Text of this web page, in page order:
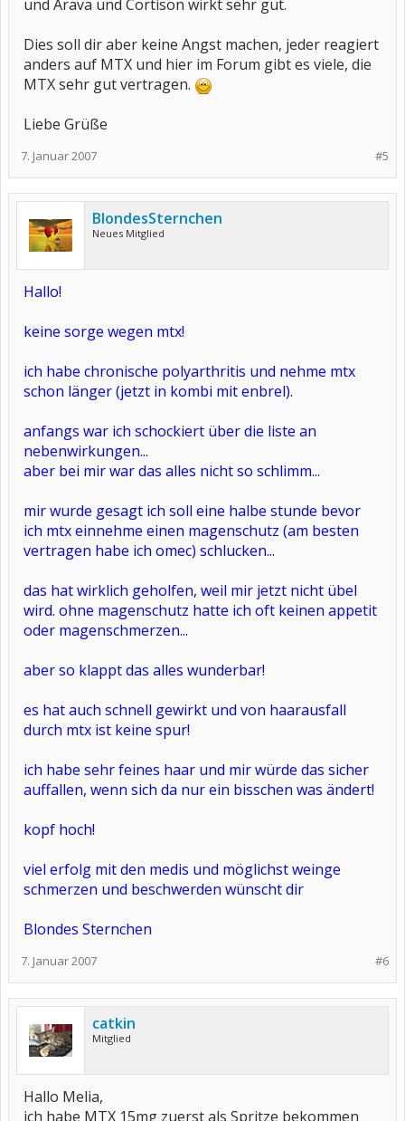
und Arava und Cortison wirkt sehr gut.
Dies soll dir aber keine Angst machen, jeder reagiert
anders auf MTX und hier im Forum gibt es viele, die
MTX sehr gut vertragen.
Liebe Grüße
#5
7. Januar 2007
BlondesSternchen
Neues Mitglied
Hallo!
keine sorge wegen mtx!
ich habe chronische polyarthritis und nehme mtx
schon länger (jetzt in kombi mit enbrel).
anfangs war ich schockiert über die liste an
nebenwirkungen...
aber bei mir war das alles nicht so schlimm...
mir wurde gesagt ich soll eine halbe stunde bevor
ich mtx einnehme einen magenschutz (am besten
vertragen habe ich omec) schlucken...
das hat wirklich geholfen, weil mir jetzt nicht übel
wird. ohne magenschutz hatte ich oft keinen appetit
oder magenschmerzen...
aber so klappt das alles wunderbar!
es hat auch schnell gewirkt und von haarausfall
durch mtx ist keine spur!
ich habe sehr feines haar und mir würde das sicher
auffallen, wenn sich da nur ein bisschen was ändert!
kopf hoch!
viel erfolg mit den medis und möglichst weinge
schmerzen und beschwerden wünscht dir
Blondes Sternchen
#6
7. Januar 2007
catkin
Mitglied
Hallo Melia,
ich habe MTX 15mg zuerst als Spritze bekommen